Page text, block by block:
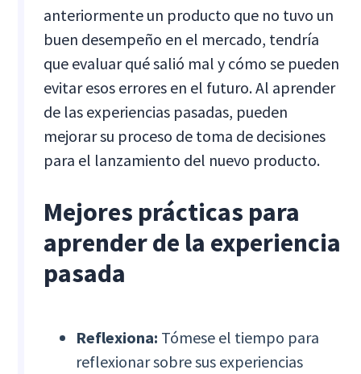
anteriormente un producto que no tuvo un
buen desempeño en el mercado, tendría
que evaluar qué salió mal y cómo se pueden
evitar esos errores en el futuro. Al aprender
de las experiencias pasadas, pueden
mejorar su proceso de toma de decisiones
para el lanzamiento del nuevo producto.
Mejores prácticas para
aprender de la experiencia
pasada
Reflexiona: Tómese el tiempo para
reflexionar sobre sus experiencias